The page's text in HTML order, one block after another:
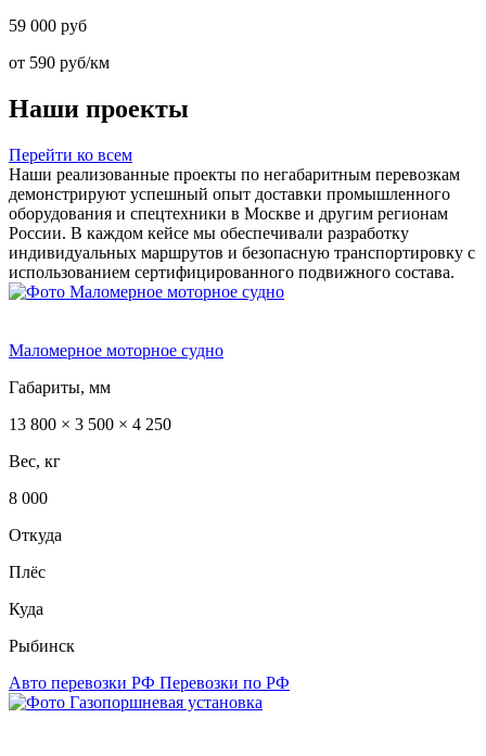
59 000 руб
от 590 руб/км
Наши проекты
Перейти ко всем
Наши реализованные проекты по негабаритным перевозкам
демонстрируют успешный опыт доставки промышленного
оборудования и спецтехники в Москве и другим регионам
России. В каждом кейсе мы обеспечивали разработку
индивидуальных маршрутов и безопасную транспортировку с
использованием сертифицированного подвижного состава.
Маломерное моторное судно
Габариты, мм
13 800 × 3 500 × 4 250
Вес, кг
8 000
Откуда
Плёс
Куда
Рыбинск
Авто перевозки РФ Перевозки по РФ